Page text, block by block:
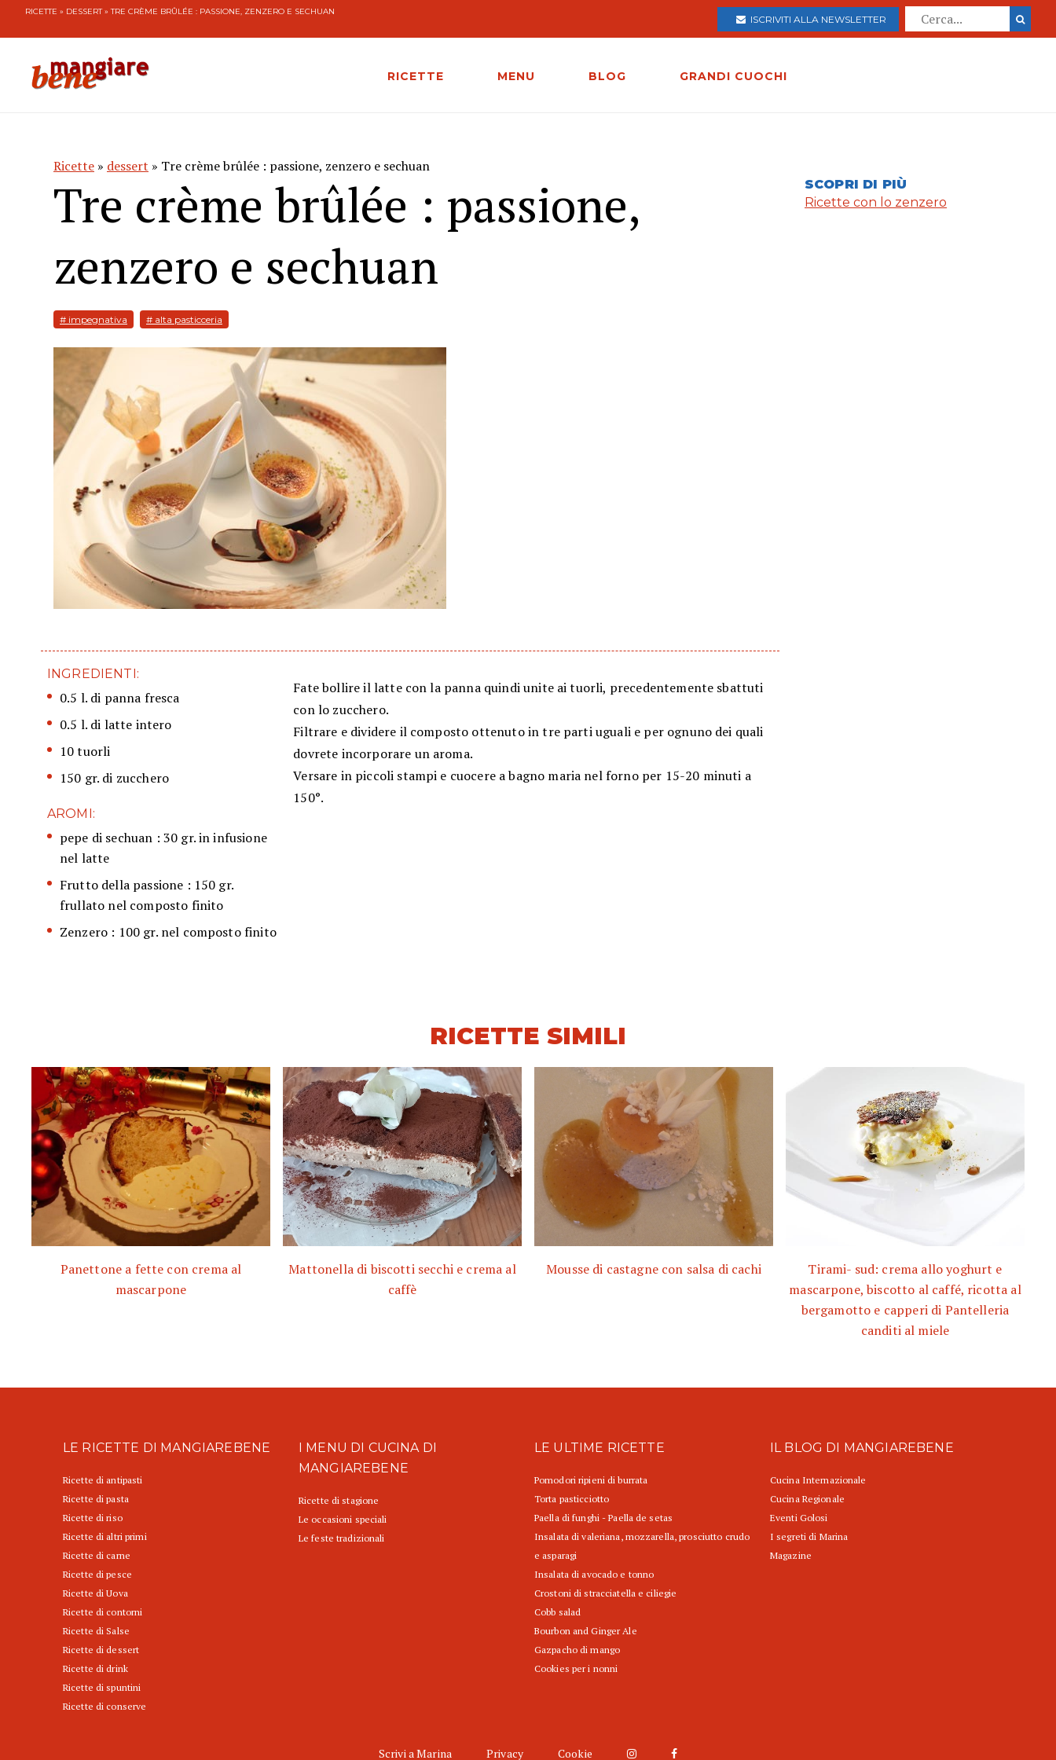
RICETTE » DESSERT» TRE CRÈME BRÛLÉE : PASSIONE, ZENZERO E SECHUAN
ISCRIVITI ALLA NEWSLETTER
RICETTE MENU BLOG GRANDI CUOCHI
Ricette » dessert » Tre crème brûlée : passione, zenzero e sechuan
Tre crème brûlée : passione,
zenzero e sechuan
# impegnativa # alta pasticceria
INGREDIENTI:
0.5 l. di panna fresca
0.5 l. di latte intero
10 tuorli
150 gr. di zucchero
AROMI:
pepe di sechuan : 30 gr. in infusione
nel latte
Frutto della passione : 150 gr.
frullato nel composto finito
Zenzero : 100 gr. nel composto finito
Fate bollire il latte con la panna quindi unite ai tuorli, precedentemente sbattuti
con lo zucchero.
Filtrare e dividere il composto ottenuto in tre parti uguali e per ognuno dei quali
dovrete incorporare un aroma.
Versare in piccoli stampi e cuocere a bagno maria nel forno per 15-20 minuti a
150°.
SCOPRI DI PIÙ
Ricette con lo zenzero
RICETTE SIMILI
Panettone a fette con crema al
mascarpone
Mattonella di biscotti secchi e crema al
caffè
Mousse di castagne con salsa di cachi
Tirami- sud: crema allo yoghurt e
mascarpone, biscotto al caffé, ricotta al
bergamotto e capperi di Pantelleria
canditi al miele
LE RICETTE DI MANGIAREBENE
Ricette di antipasti
Ricette di pasta
Ricette di riso
Ricette di altri primi
Ricette di carne
Ricette di pesce
Ricette di Uova
Ricette di contorni
Ricette di Salse
Ricette di dessert
Ricette di drink
Ricette di spuntini
Ricette di conserve
I MENU DI CUCINA DI
MANGIAREBENE
Ricette di stagione
Le occasioni speciali
Le feste tradizionali
LE ULTIME RICETTE
Pomodori ripieni di burrata
Torta pasticciotto
Paella di funghi - Paella de setas
Insalata di valeriana, mozzarella, prosciutto crudo
e asparagi
Insalata di avocado e tonno
Crostoni di stracciatella e ciliegie
Cobb salad
Bourbon and Ginger Ale
Gazpacho di mango
Cookies per i nonni
IL BLOG DI MANGIAREBENE
Cucina Internazionale
Cucina Regionale
Eventi Golosi
I segreti di Marina
Magazine
Scrivi a Marina Privacy Cookie